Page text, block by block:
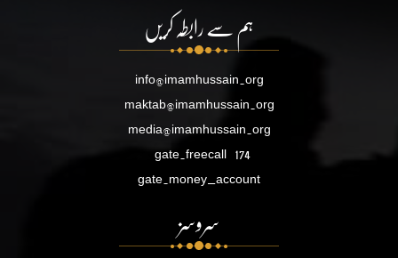
ہم سے رابطہ کریں
info@imamhussain.org
maktab@imamhussain.org
media@imamhussain.org
gate.freecall 174
gate.money_account
سروسز